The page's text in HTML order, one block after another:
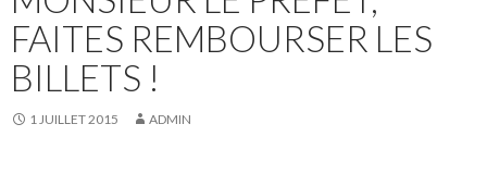
FAITES REMBOURSER LES
BILLETS !
1 JUILLET 2015 ADMIN